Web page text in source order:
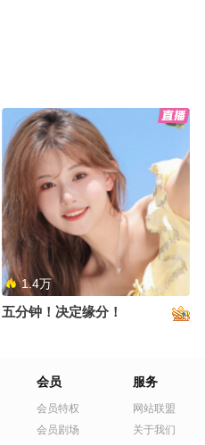
1.4万
五分钟！决定缘分！
会员
会员特权
会员剧场
服务
网站联盟
关于我们